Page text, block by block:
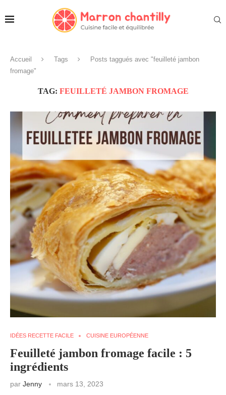
Accueil Tags
Posts taggués avec "feuilleté jambon
fromage"
TAG: FEUILLETÉ JAMBON FROMAGE
IDÉES RECETTE FACILE CUISINE EUROPÉENNE
Feuilleté jambon fromage facile : 5
ingrédients
par Jenny mars 13, 2023